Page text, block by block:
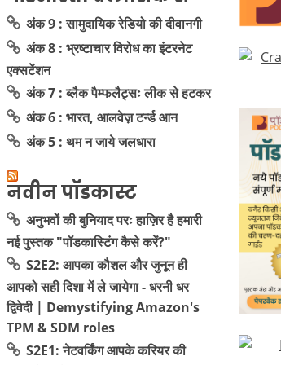
अंक 9 : सामुदायिक रेडियो की दीवानगी
अंक 8 : भ्रष्टाचार विरोध का इंटरनेट
एक्सटेंशन
अंक 7 : ब्लैक पैम्फलैट्सः लीक से हटकर
अंक 6 : भारत, आलवेज़ टर्न्ड आन
अंक 5 : थम न जाये जलधारा
नवीन पॉडकास्ट
अनुभवों की बुनियाद परः हाज़िर है हमारी
नई पुस्तक "पॉडकास्टिंग कैसे करें?"
S2E2: आपका कौशल और जुनून ही
आपको सही दिशा में ले जायेगा - धरनी धर
द्विवेदी | Demystifying Amazon's
TPM & SDM roles
S2E1: नेटवर्किंग आपके करियर की